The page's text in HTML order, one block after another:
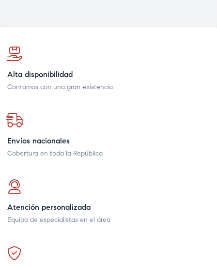
Alta disponibilidad
Contamos con una gran existencia
Envíos nacionales
Cobertura en toda la República
Atención personalizada
Equipo de especialistas en el área